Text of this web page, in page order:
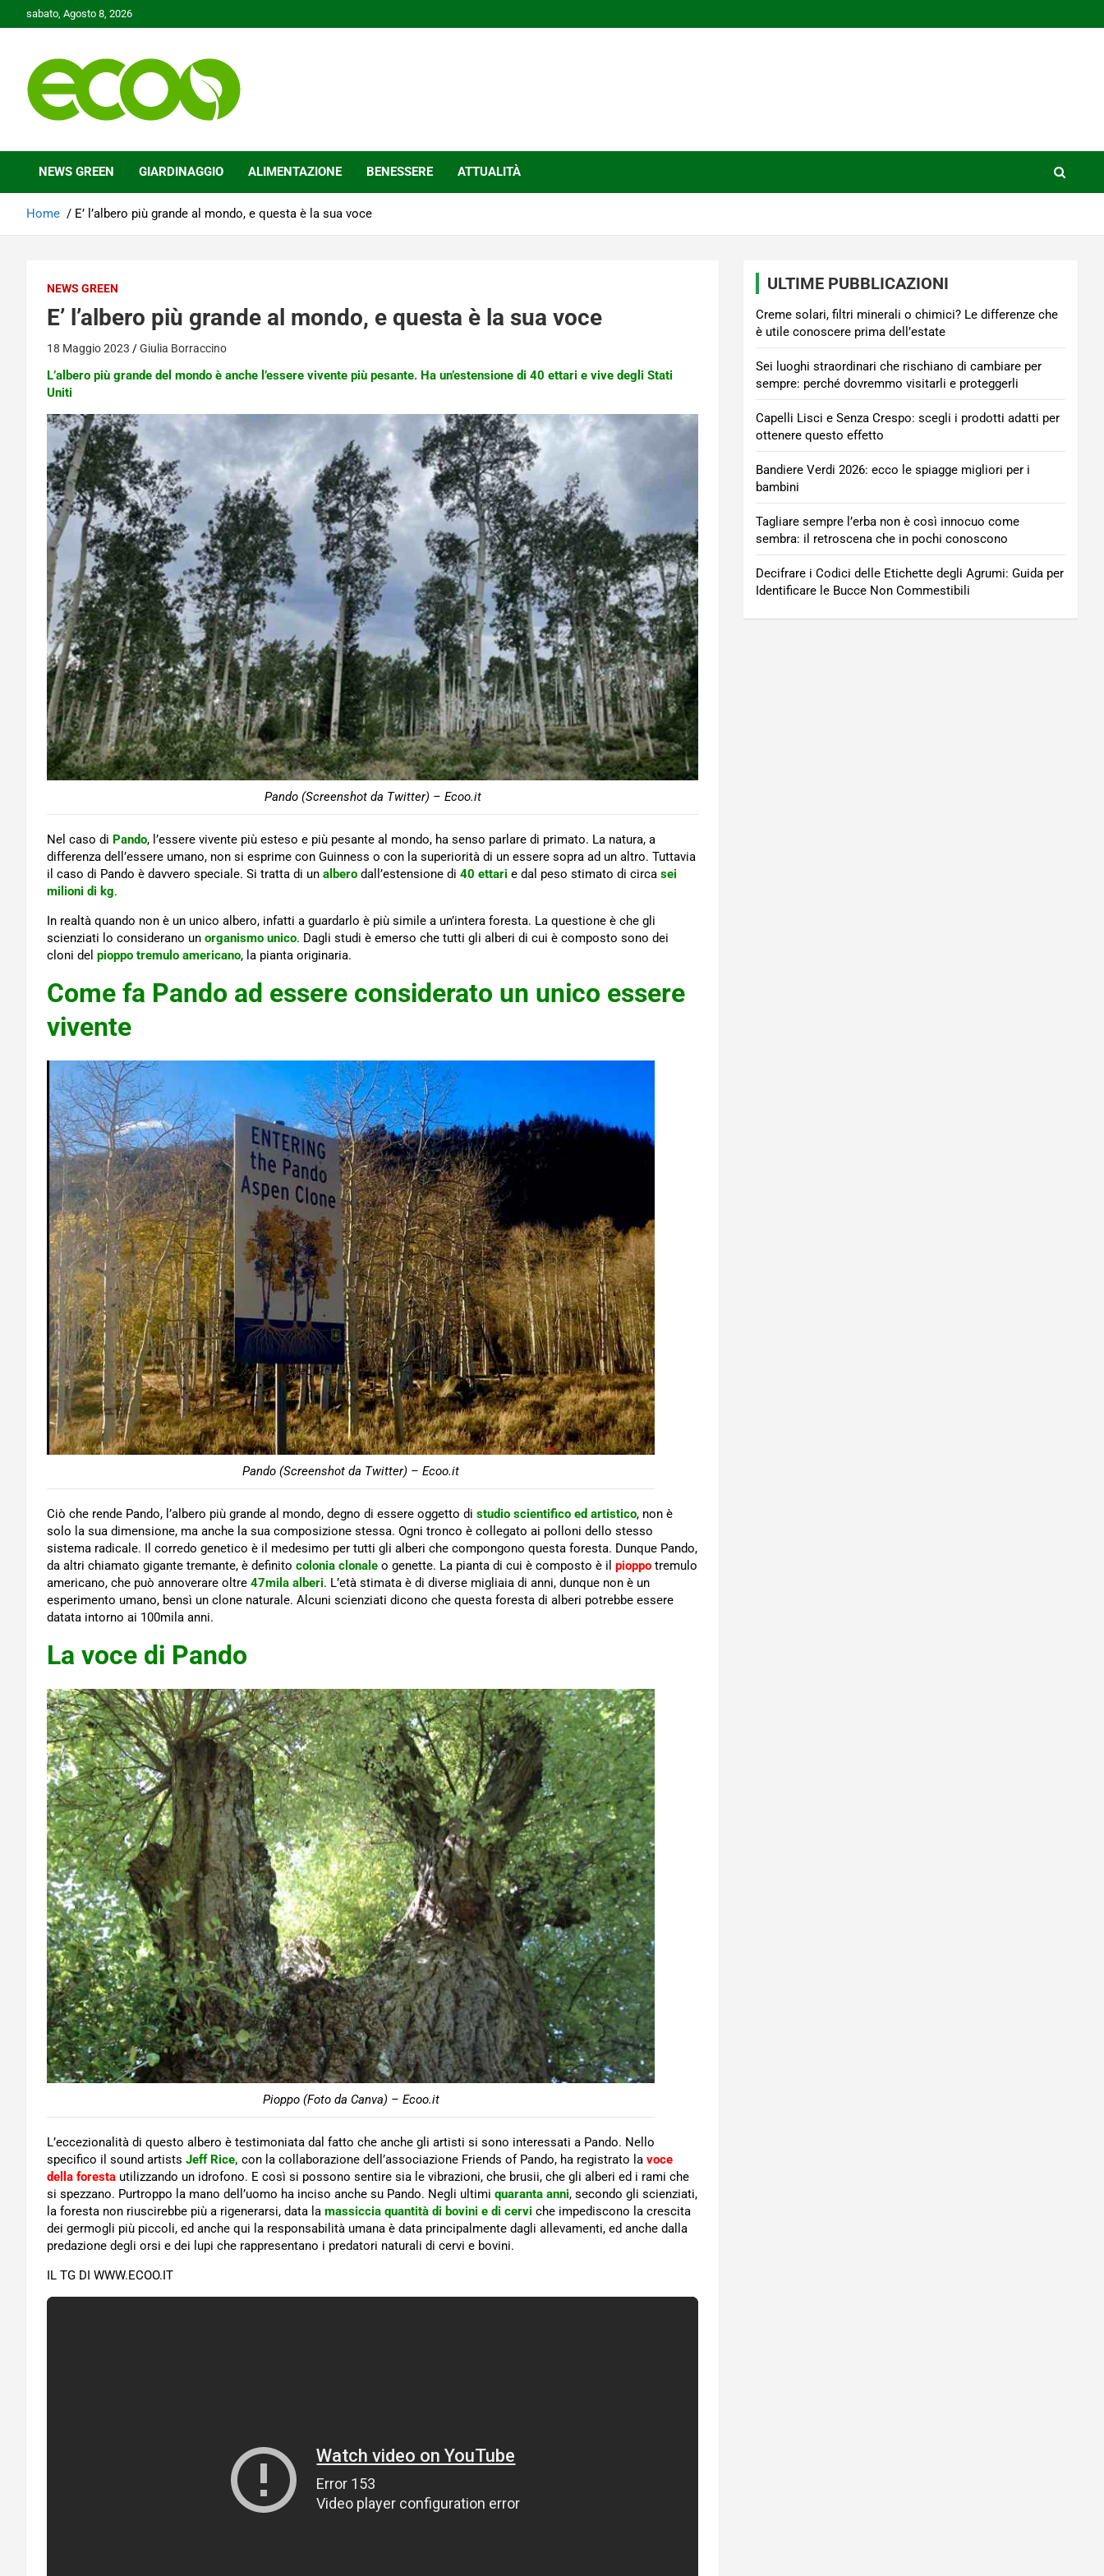
to
sabato, Agosto 8, 2026
Ecoo.it
NEWS GREEN GIARDINAGGIO ALIMENTAZIONE BENESSERE ATTUALITÀ
Home E’ l’albero più grande al mondo, e questa è la sua voce
NEWS GREEN
E’ l’albero più grande al mondo, e questa è la sua voce
18 Maggio 2023 Giulia Borraccino
L’albero più grande del mondo è anche l’essere vivente più pesante. Ha un’estensione di 40 ettari e vive degli Stati
Uniti
Pando (Screenshot da Twitter) – Ecoo.it
Nel caso di Pando, l’essere vivente più esteso e più pesante al mondo, ha senso parlare di primato. La natura, a
differenza dell’essere umano, non si esprime con Guinness o con la superiorità di un essere sopra ad un altro. Tuttavia
il caso di Pando è davvero speciale. Si tratta di un albero dall’estensione di 40 ettari e dal peso stimato di circa sei
milioni di kg.
In realtà quando non è un unico albero, infatti a guardarlo è più simile a un’intera foresta. La questione è che gli
scienziati lo considerano un organismo unico. Dagli studi è emerso che tutti gli alberi di cui è composto sono dei
cloni del pioppo tremulo americano, la pianta originaria.
Come fa Pando ad essere considerato un unico essere
vivente
Pando (Screenshot da Twitter) – Ecoo.it
Ciò che rende Pando, l’albero più grande al mondo, degno di essere oggetto di studio scientifico ed artistico, non è
solo la sua dimensione, ma anche la sua composizione stessa. Ogni tronco è collegato ai polloni dello stesso
sistema radicale. Il corredo genetico è il medesimo per tutti gli alberi che compongono questa foresta. Dunque Pando,
da altri chiamato gigante tremante, è definito colonia clonale o genette. La pianta di cui è composto è il pioppo tremulo
americano, che può annoverare oltre 47mila alberi. L’età stimata è di diverse migliaia di anni, dunque non è un
esperimento umano, bensì un clone naturale. Alcuni scienziati dicono che questa foresta di alberi potrebbe essere
datata intorno ai 100mila anni.
La voce di Pando
Pioppo (Foto da Canva) – Ecoo.it
L’eccezionalità di questo albero è testimoniata dal fatto che anche gli artisti si sono interessati a Pando. Nello
specifico il sound artists Jeff Rice, con la collaborazione dell’associazione Friends of Pando, ha registrato la voce
della foresta utilizzando un idrofono. E così si possono sentire sia le vibrazioni, che brusii, che gli alberi ed i rami che
si spezzano. Purtroppo la mano dell’uomo ha inciso anche su Pando. Negli ultimi quaranta anni, secondo gli scienziati,
la foresta non riuscirebbe più a rigenerarsi, data la massiccia quantità di bovini e di cervi che impediscono la crescita
dei germogli più piccoli, ed anche qui la responsabilità umana è data principalmente dagli allevamenti, ed anche dalla
predazione degli orsi e dei lupi che rappresentano i predatori naturali di cervi e bovini.
IL TG DI WWW.ECOO.IT
ULTIME PUBBLICAZIONI
Creme solari, filtri minerali o chimici? Le differenze che
è utile conoscere prima dell’estate
Sei luoghi straordinari che rischiano di cambiare per
sempre: perché dovremmo visitarli e proteggerli
Capelli Lisci e Senza Crespo: scegli i prodotti adatti per
ottenere questo effetto
Bandiere Verdi 2026: ecco le spiagge migliori per i
bambini
Tagliare sempre l’erba non è così innocuo come
sembra: il retroscena che in pochi conoscono
Decifrare i Codici delle Etichette degli Agrumi: Guida per
Identificare le Bucce Non Commestibili